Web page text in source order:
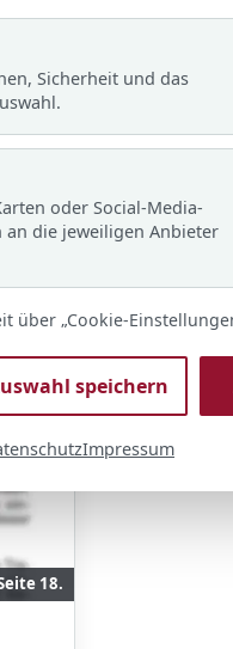
18.
Sicherheit und das
oder Social-Media-
an die jeweiligen Anbieter
über „Cookie-
speichern
Impressum